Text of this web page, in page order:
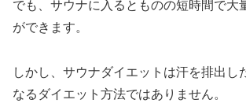
でも、サウナに入るとものの短時間で大
ができます。
しかし、サウナダイエットは汗を排出し
なるダイエット方法ではありません。